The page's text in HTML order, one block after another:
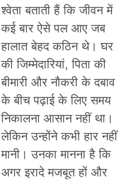
श्वेता बताती हैं कि जीवन में
कई बार ऐसे पल आए जब
हालात बेहद कठिन थे। घर
की जिम्मेदारियां, पिता की
बीमारी और नौकरी के दबाव
के बीच पढ़ाई के लिए समय
निकालना आसान नहीं था।
लेकिन उन्होंने कभी हार नहीं
मानी। उनका मानना है कि
अगर इरादे मजबूत हों और